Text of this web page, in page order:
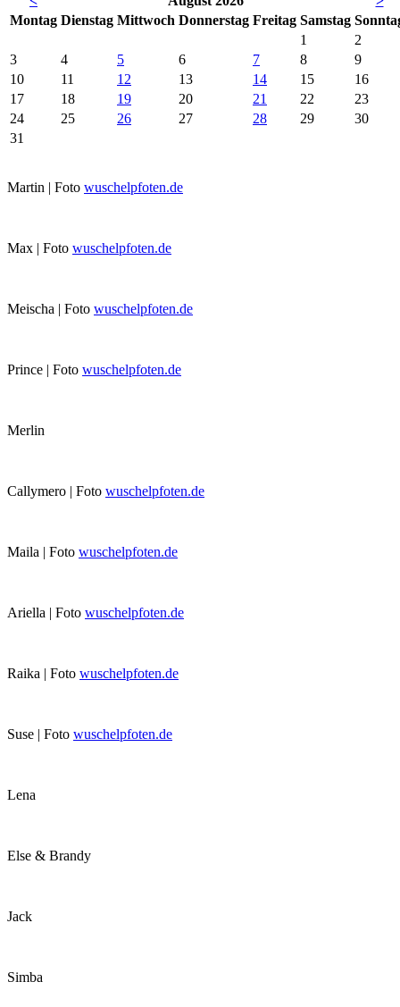
Montag Dienstag Mittwoch Donnerstag Freitag Samstag So
1
2
3
4 5 6 7 8
9
10
11 12 13 14 15
16
17
18 19 20 21 22
23
24
25 26 27 28 29
30
31
Martin | Foto wuschelpfoten.de
Max | Foto wuschelpfoten.de
Meischa | Foto wuschelpfoten.de
Prince | Foto wuschelpfoten.de
Merlin
Callymero | Foto wuschelpfoten.de
Maila | Foto wuschelpfoten.de
Ariella | Foto wuschelpfoten.de
Raika | Foto wuschelpfoten.de
Suse | Foto wuschelpfoten.de
Lena
Else & Brandy
Jack
Simba